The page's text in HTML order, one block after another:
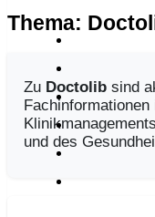
Thema:
Zu Doctolib sind
und des